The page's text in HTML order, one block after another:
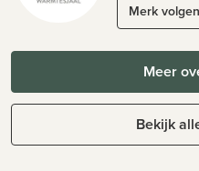
Merk volgen
Meer
Bekijk